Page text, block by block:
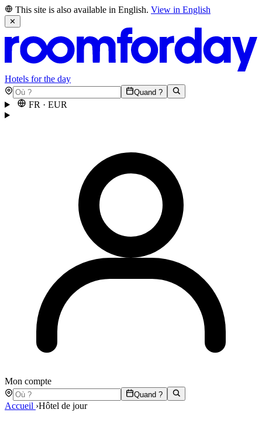
This site is also available in English. View in English
✕
Hotels for the day
Quand ?
FR · EUR
Mon compte
Quand ?
Accueil ›Hôtel de jour